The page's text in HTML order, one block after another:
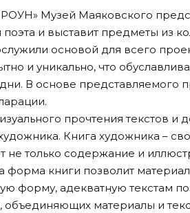
Музей Маяковского
и выставит предметы из
основой для всего
и уникально, что
В основе представляемого
прочтения текстов и
Книга художника –
не только содержание и
книги позволит
форму, адекватную текстам
материалы и